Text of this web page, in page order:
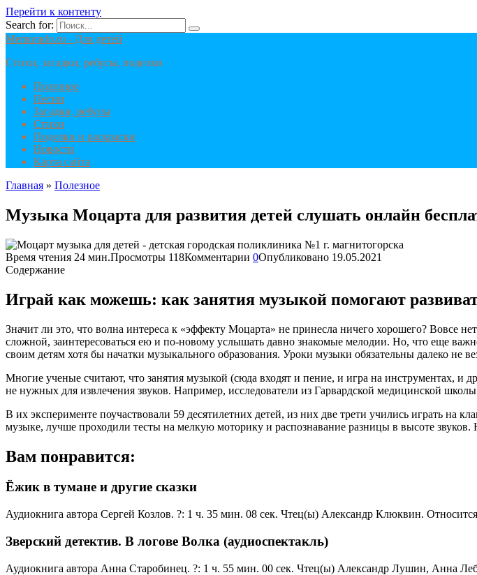
Перейти к контенту
Search for:
Memorado.ru - Для детей
Стихи, загадки, ребусы, поделки
Полезное
Песни
Загадки, ребусы
Стихи
Поделки и раскраски
Новости
Карта сайта
Главная » Полезное
Музыка Моцарта для развития детей слушать онлайн
Время чтения 24 мин.Просмотры 118Комментарии 0Опубликовано 19.05.2021
Содержание
Играй как можешь: как занятия музыкой помогают
Значит ли это, что волна интереса к «эффекту Моцарта» не принесла ничего хорошего? Вовсе
сложной, заинтересоваться ею и по-новому услышать давно знакомые мелодии. Но, что еще
своим детям хотя бы начатки музыкального образования. Уроки музыки обязательны далеко не
Многие ученые считают, что занятия музыкой (сюда входят и пение, и игра на инструментах, и
не нужных для извлечения звуков. Например, исследователи из Гарвардской медицинской
В их эксперименте поучаствовали 59 десятилетних детей, из них две трети учились играть на
музыке, лучше проходили тесты на мелкую моторику и распознавание разницы в высоте
Вам понравится:
Ёжик в тумане и другие сказки
Аудиокнига автора Сергей Козлов. ?: 1 ч. 35 мин. 08 сек. Чтец(ы) Александр Клюквин.
Зверский детектив. В логове Волка (аудиоспектакль)
Аудиокнига автора Анна Старобинец. ?: 1 ч. 55 мин. 00 сек. Чтец(ы) Александр Лушин, Анна